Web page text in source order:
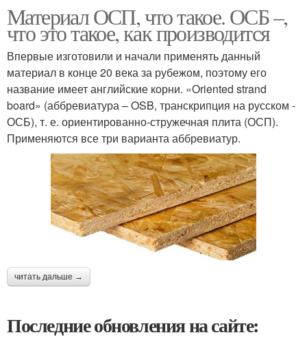
Материал ОСП, что такое. ОСБ –,
что это такое, как производится
Впервые изготовили и начали применять данный
материал в конце 20 века за рубежом, поэтому его
название имеет английские корни. «Оriented strand
board» (аббревиатура – OSB, транскрипция на русском -
ОСБ), т. е. ориентированно-стружечная плита (ОСП).
Применяются все три варианта аббревиатур.
читать дальше →
Последние обновления на сайте: